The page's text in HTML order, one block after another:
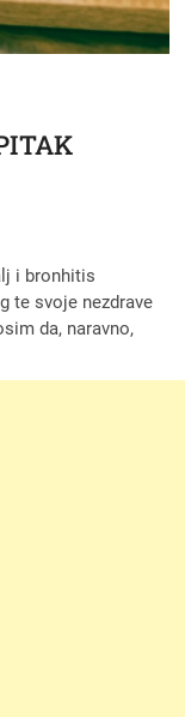
i bronhitis
te svoje nezdrave
da, naravno,